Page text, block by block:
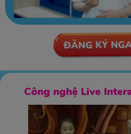
Công nghệ Live